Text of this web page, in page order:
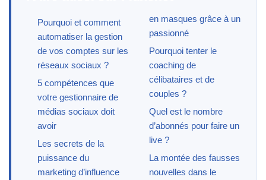
Pourquoi et comment
automatiser la gestion
de vos comptes sur les
réseaux sociaux ?
5 compétences que
votre gestionnaire de
médias sociaux doit
avoir
Les secrets de la
puissance du
marketing d’influence
en masques grâce à un
passionné
Pourquoi tenter le
coaching de
célibataires et de
couples ?
Quel est le nombre
d’abonnés pour faire un
live ?
La montée des fausses
nouvelles dans le